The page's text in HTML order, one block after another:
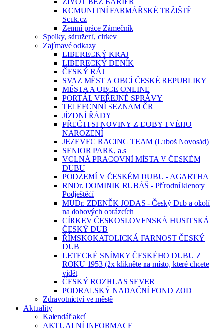
ŽIVOT BEZ BARIÉR
KOMUNITNÍ FARMÁŘSKÉ TRŽIŠTĚ
Scuk.cz
Zemní práce Zámečník
Spolky, sdružení, církev
Zajímavé odkazy
LIBERECKÝ KRAJ
LIBERECKÝ DENÍK
ČESKÝ RÁJ
SVAZ MĚST A OBCÍ ČESKÉ REPUBLIKY
MĚSTA A OBCE ONLINE
PORTÁL VEŘEJNÉ SPRÁVY
TELEFONNÍ SEZNAM ČR
JÍZDNÍ ŘÁDY
PŘEČTI SI NOVINY Z DOBY TVÉHO
NAROZENÍ
JEZEVEC RACING TEAM (Luboš Novosád)
SENIOR PARK, a.s.
VOLNÁ PRACOVNÍ MÍSTA V ČESKÉM
DUBU
PODZEMÍ V ČESKÉM DUBU - AGARTHA
RNDr. DOMINIK RUBÁŠ - Přírodní klenoty
Podještědí
MUDr. ZDENĚK JODAS - Český Dub a okolí
na dobových obrázcích
CÍRKEV ČESKOSLOVENSKÁ HUSITSKÁ
ČESKÝ DUB
ŘÍMSKOKATOLICKÁ FARNOST ČESKÝ
DUB
LETECKÉ SNÍMKY ČESKÉHO DUBU Z
ROKU 1953 (2x klikněte na místo, které chcete
vidět
ČESKÝ ROZHLAS SEVER
PODRALSKÝ NADAČNÍ FOND ZOD
Zdravotnictví ve městě
Aktuality
Kalendář akcí
AKTUALNÍ INFORMACE